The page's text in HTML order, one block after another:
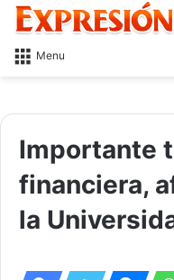
Menu
Importante
financiera,
la